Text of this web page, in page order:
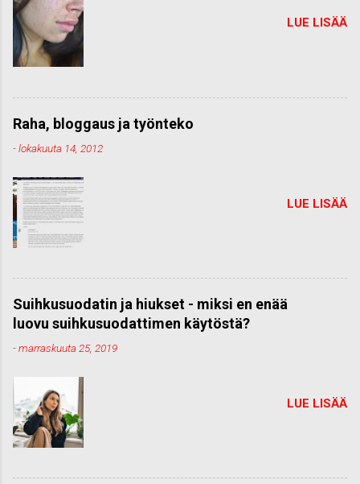
LUE LISÄÄ
Raha, bloggaus ja työnteko
-lokakuuta 14, 2012
LUE LISÄÄ
Suihkusuodatin ja hiukset - miksi en enää
luovu suihkusuodattimen käytöstä?
-marraskuuta 25, 2019
LUE LISÄÄ